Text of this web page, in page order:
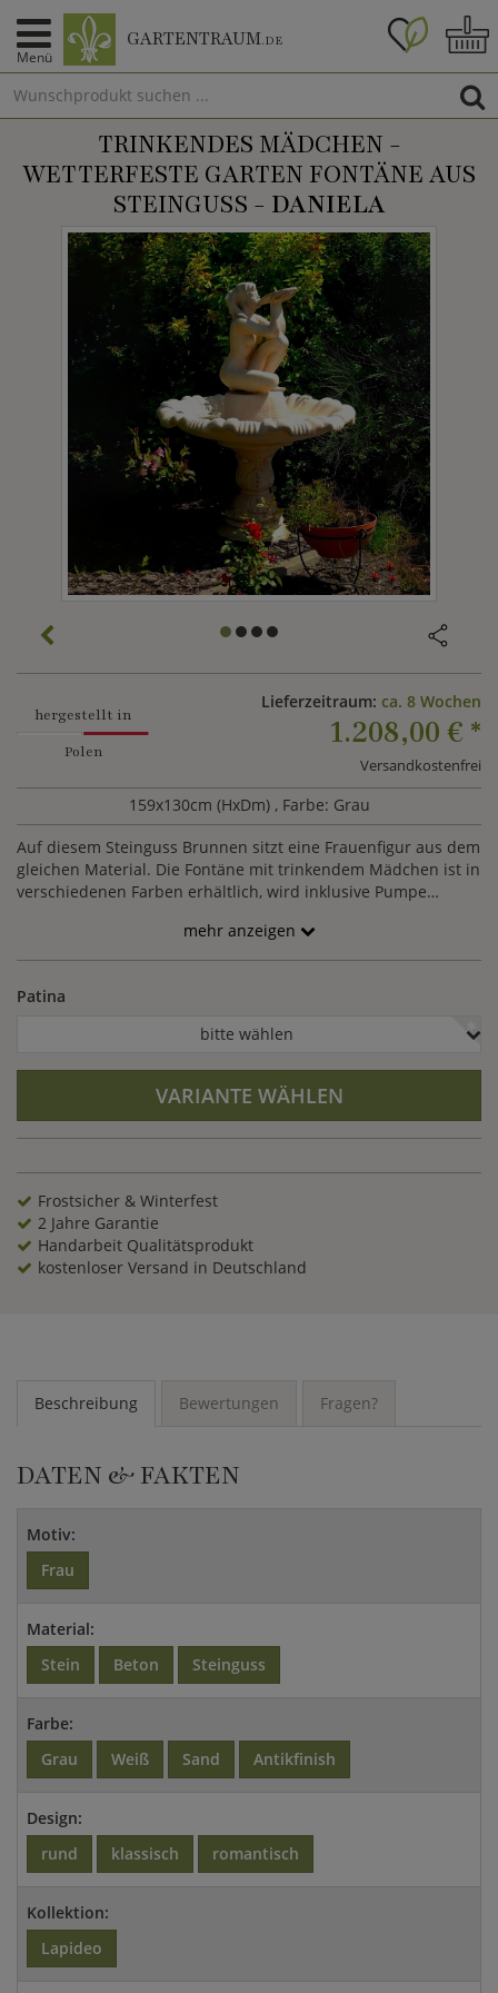
Menü
GARTENTRAUM.DE
TRINKENDES MÄDCHEN -
WETTERFESTE GARTEN FONTÄNE AUS
STEINGUSS - DANIELA
hergestellt in
Polen
Lieferzeitraum: ca. 8 Wochen
1.208,00 € *
Versandkostenfrei
159x130cm (HxDm) , Farbe: Grau
Auf diesem Steinguss Brunnen sitzt eine Frauenfigur aus dem
gleichen Material. Die Fontäne mit trinkendem Mädchen ist in
verschiedenen Farben erhältlich, wird inklusive Pumpe
mehr anzeigen
Patina
bitte wählen
VARIANTE WÄHLEN
Frostsicher & Winterfest
2 Jahre Garantie
Handarbeit Qualitätsprodukt
kostenloser Versand in Deutschland
Beschreibung Bewertungen Fragen?
DATEN & FAKTEN
Motiv:
Frau
Material:
Stein
Beton Steinguss
Farbe:
Grau
Weiß Sand Antikfinish
Design:
rund
klassisch romantisch
Kollektion:
Lapideo